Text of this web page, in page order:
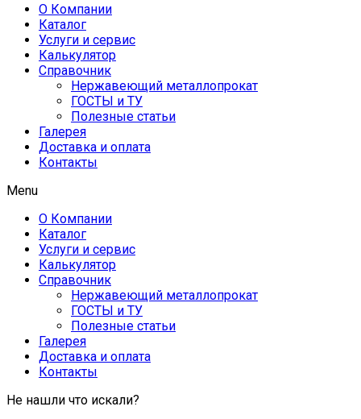
О Компании
Каталог
Услуги и сервис
Калькулятор
Справочник
Нержавеющий металлопрокат
ГОСТЫ и ТУ
Полезные статьи
Галерея
Доставка и оплата
Контакты
Menu
О Компании
Каталог
Услуги и сервис
Калькулятор
Справочник
Нержавеющий металлопрокат
ГОСТЫ и ТУ
Полезные статьи
Галерея
Доставка и оплата
Контакты
Не нашли что искали?